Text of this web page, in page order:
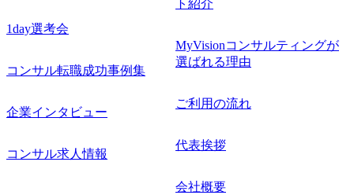
1day選考会
コンサル転職成功事例集
企業インタビュー
コンサル求人情報
ト紹介
MyVisionコンサルティングが
選ばれる理由
ご利用の流れ
代表挨拶
会社概要